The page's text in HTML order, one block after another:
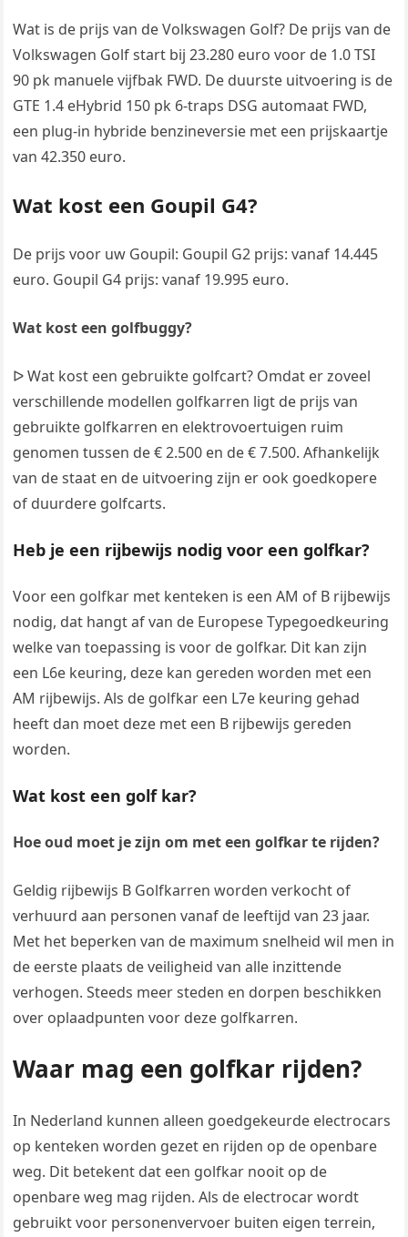
Wat is de prijs van de Volkswagen Golf? De prijs van de
Volkswagen Golf start bij 23.280 euro voor de 1.0 TSI
90 pk manuele vijfbak FWD. De duurste uitvoering is de
GTE 1.4 eHybrid 150 pk 6-traps DSG automaat FWD,
een plug-in hybride benzineversie met een prijskaartje
van 42.350 euro.
Wat kost een Goupil G4?
De prijs voor uw Goupil: Goupil G2 prijs: vanaf 14.445
euro. Goupil G4 prijs: vanaf 19.995 euro.
Wat kost een golfbuggy?
ᐅ Wat kost een gebruikte golfcart? Omdat er zoveel
verschillende modellen golfkarren ligt de prijs van
gebruikte golfkarren en elektrovoertuigen ruim
genomen tussen de € 2.500 en de € 7.500. Afhankelijk
van de staat en de uitvoering zijn er ook goedkopere
of duurdere golfcarts.
Heb je een rijbewijs nodig voor een golfkar?
Voor een golfkar met kenteken is een AM of B rijbewijs
nodig, dat hangt af van de Europese Typegoedkeuring
welke van toepassing is voor de golfkar. Dit kan zijn
een L6e keuring, deze kan gereden worden met een
AM rijbewijs. Als de golfkar een L7e keuring gehad
heeft dan moet deze met een B rijbewijs gereden
worden.
Wat kost een golf kar?
Hoe oud moet je zijn om met een golfkar te rijden?
Geldig rijbewijs B Golfkarren worden verkocht of
verhuurd aan personen vanaf de leeftijd van 23 jaar.
Met het beperken van de maximum snelheid wil men in
de eerste plaats de veiligheid van alle inzittende
verhogen. Steeds meer steden en dorpen beschikken
over oplaadpunten voor deze golfkarren.
Waar mag een golfkar rijden?
In Nederland kunnen alleen goedgekeurde electrocars
op kenteken worden gezet en rijden op de openbare
weg. Dit betekent dat een golfkar nooit op de
openbare weg mag rijden. Als de electrocar wordt
gebruikt voor personenvervoer buiten eigen terrein,